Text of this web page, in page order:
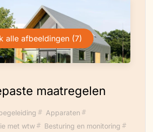
documentlees je meer over
meteraanpak van de
alle afbeeldingen (7)
maatregelen
Apparaten
met wtw
Besturing en monitoring